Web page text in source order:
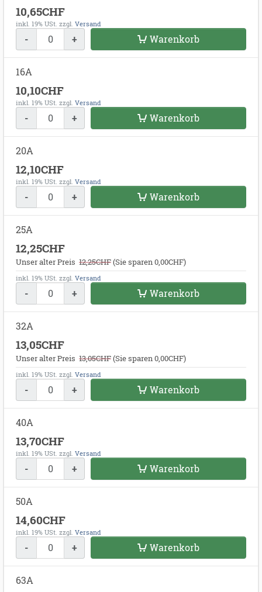
10,65CHF
inkl. 19% USt. zzgl. Versand
- + Warenkorb
16A
10,10CHF
inkl. 19% USt. zzgl. Versand
- + Warenkorb
20A
12,10CHF
inkl. 19% USt. zzgl. Versand
- + Warenkorb
25A
12,25CHF
Unser alter Preis 12,25CHF(Sie sparen 0,00CHF)
inkl. 19% USt. zzgl. Versand
- + Warenkorb
32A
13,05CHF
Unser alter Preis 13,05CHF(Sie sparen 0,00CHF)
inkl. 19% USt. zzgl. Versand
- + Warenkorb
40A
13,70CHF
inkl. 19% USt. zzgl. Versand
- + Warenkorb
50A
14,60CHF
inkl. 19% USt. zzgl. Versand
- + Warenkorb
63A